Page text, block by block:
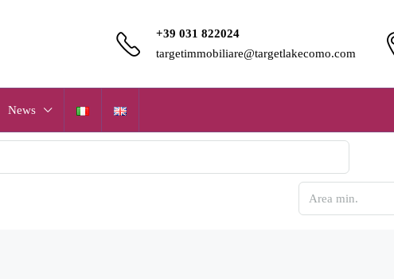
+39 031 822024
targetimmobiliare@targetlakecomo.com
News